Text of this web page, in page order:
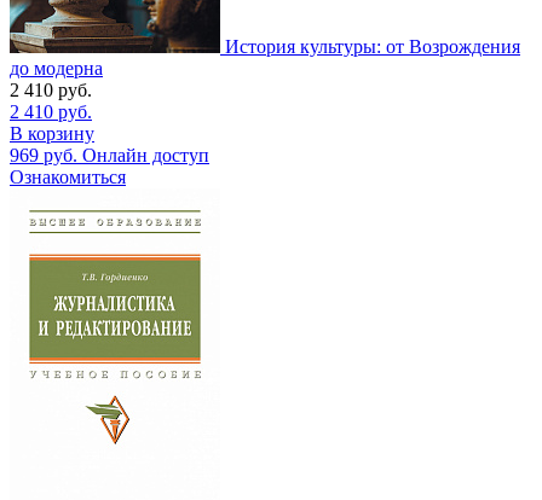
История культуры: от Возрождения
до модерна
2 410 руб.
2 410 руб.
В корзину
969 руб. Онлайн доступ
Ознакомиться